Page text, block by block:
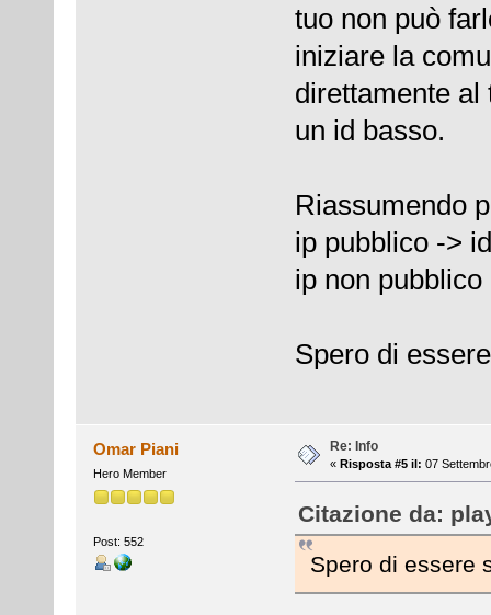
tuo non può
iniziare la
direttamente al
un id basso.
Riassumendo
ip pubblico ->
ip non
Spero di
Omar Piani
Hero Member
Post: 552
Re: Info
« Risposta #5 il: 07
Citazione da:
Spero di essere